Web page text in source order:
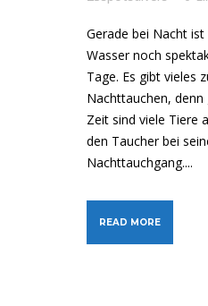
Gerade bei Nacht
Wasser noch
Tage. Es gibt vieles
Nachttauchen, denn
Zeit sind viele Tiere
den Taucher bei
Nachttauchgang....
READ MORE